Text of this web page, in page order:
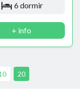
6 dormir
+ info
20